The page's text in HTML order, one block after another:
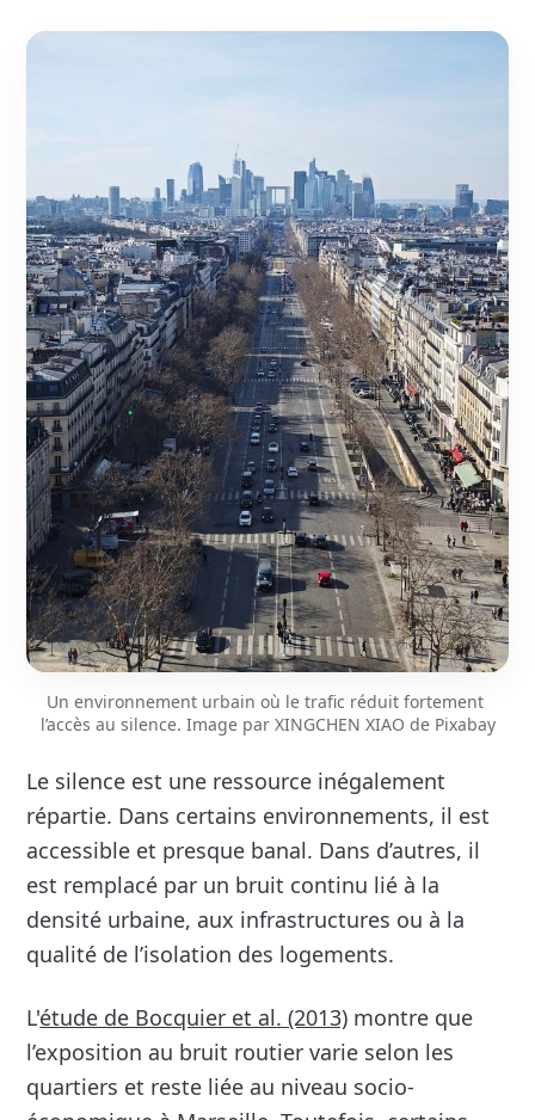
Un environnement urbain où le trafic réduit fortement
l’accès au silence. Image par XINGCHEN XIAO de Pixabay
Le silence est une ressource inégalement
répartie. Dans certains environnements, il est
accessible et presque banal. Dans d’autres, il
est remplacé par un bruit continu lié à la
densité urbaine, aux infrastructures ou à la
qualité de l’isolation des logements.
L'étude de Bocquier et al. (2013) montre que
l’exposition au bruit routier varie selon les
quartiers et reste liée au niveau socio-